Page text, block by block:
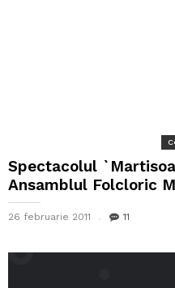
Spectacolul
Ansamblul Folcloric
26 februarie 2011 11